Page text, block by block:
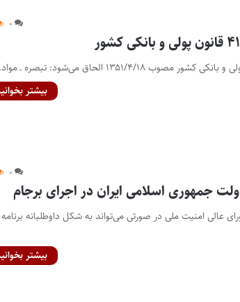
۰
بیشتر
۰
جمهوری اسلامی ایران در اجرای برجام
عالی امنیت ملی در صورتی می‌تواند به شکل داوطلبانه
بیشتر